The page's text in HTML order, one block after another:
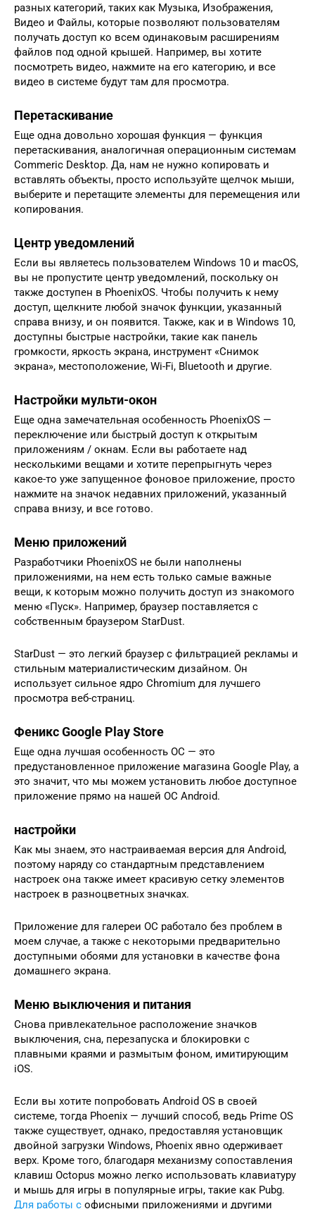
разных категорий, таких как Музыка, Изображения,
Видео и Файлы, которые позволяют пользователям
получать доступ ко всем одинаковым расширениям
файлов под одной крышей. Например, вы хотите
посмотреть видео, нажмите на его категорию, и все
видео в системе будут там для просмотра.
Перетаскивание
Еще одна довольно хорошая функция — функция
перетаскивания, аналогичная операционным системам
Commeric Desktop. Да, нам не нужно копировать и
вставлять объекты, просто используйте щелчок мыши,
выберите и перетащите элементы для перемещения или
копирования.
Центр уведомлений
Если вы являетесь пользователем Windows 10 и macOS,
вы не пропустите центр уведомлений, поскольку он
также доступен в PhoenixOS. Чтобы получить к нему
доступ, щелкните любой значок функции, указанный
справа внизу, и он появится. Также, как и в Windows 10,
доступны быстрые настройки, такие как панель
громкости, яркость экрана, инструмент «Снимок
экрана», местоположение, Wi-Fi, Bluetooth и другие.
Настройки мульти-окон
Еще одна замечательная особенность PhoenixOS —
переключение или быстрый доступ к открытым
приложениям / окнам. Если вы работаете над
несколькими вещами и хотите перепрыгнуть через
какое-то уже запущенное фоновое приложение, просто
нажмите на значок недавних приложений, указанный
справа внизу, и все готово.
Меню приложений
Разработчики PhoenixOS не были наполнены
приложениями, на нем есть только самые важные
вещи, к которым можно получить доступ из знакомого
меню «Пуск». Например, браузер поставляется с
собственным браузером StarDust.
StarDust — это легкий браузер с фильтрацией рекламы и
стильным материалистическим дизайном. Он
использует сильное ядро Chromium для лучшего
просмотра веб-страниц.
Феникс Google Play Store
Еще одна лучшая особенность ОС — это
предустановленное приложение магазина Google Play, а
это значит, что мы можем установить любое доступное
приложение прямо на нашей ОС Android.
настройки
Как мы знаем, это настраиваемая версия для Android,
поэтому наряду со стандартным представлением
настроек она также имеет красивую сетку элементов
настроек в разноцветных значках.
Приложение для галереи ОС работало без проблем в
моем случае, а также с некоторыми предварительно
доступными обоями для установки в качестве фона
домашнего экрана.
Меню выключения и питания
Снова привлекательное расположение значков
выключения, сна, перезапуска и блокировки с
плавными краями и размытым фоном, имитирующим
iOS.
Если вы хотите попробовать Android OS в своей
системе, тогда Phoenix — лучший способ, ведь Prime OS
также существует, однако, предоставляя установщик
двойной загрузки Windows, Phoenix явно одерживает
верх. Кроме того, благодаря механизму сопоставления
клавиш Octopus можно легко использовать клавиатуру
и мышь для игры в популярные игры, такие как Pubg.
Для работы с офисными приложениями и другими